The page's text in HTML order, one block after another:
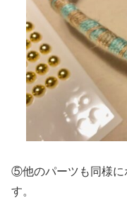
⑤他のパーツも同様に
す。